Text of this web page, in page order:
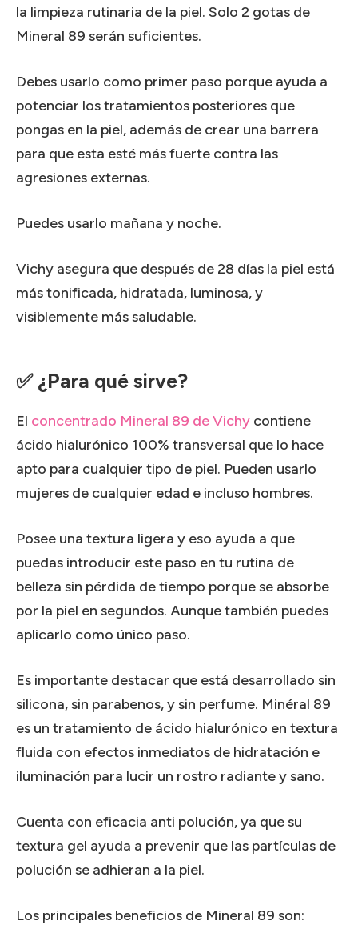
la limpieza rutinaria de la piel. Solo 2 gotas de
Mineral 89 serán suficientes.
Debes usarlo como primer paso porque ayuda a
potenciar los tratamientos posteriores que
pongas en la piel, además de crear una barrera
para que esta esté más fuerte contra las
agresiones externas.
Puedes usarlo mañana y noche.
Vichy asegura que después de 28 días la piel está
más tonificada, hidratada, luminosa, y
visiblemente más saludable.
✅ ¿Para qué sirve?
El concentrado Mineral 89 de Vichy contiene
ácido hialurónico 100% transversal que lo hace
apto para cualquier tipo de piel. Pueden usarlo
mujeres de cualquier edad e incluso hombres.
Posee una textura ligera y eso ayuda a que
puedas introducir este paso en tu rutina de
belleza sin pérdida de tiempo porque se absorbe
por la piel en segundos. Aunque también puedes
aplicarlo como único paso.
Es importante destacar que está desarrollado sin
silicona, sin parabenos, y sin perfume. Minéral 89
es un tratamiento de ácido hialurónico en textura
fluida con efectos inmediatos de hidratación e
iluminación para lucir un rostro radiante y sano.
Cuenta con eficacia anti polución, ya que su
textura gel ayuda a prevenir que las partículas de
polución se adhieran a la piel.
Los principales beneficios de Mineral 89 son: